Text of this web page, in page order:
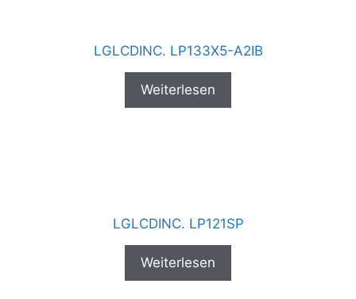
LGLCDINC. LP133X5-A2IB
Weiterlesen
LGLCDINC. LP121SP
Weiterlesen